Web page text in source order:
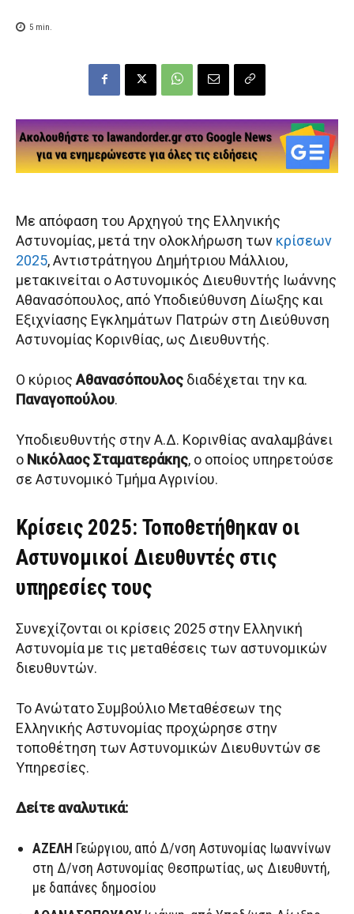
5 min.
Με απόφαση του Αρχηγού της Ελληνικής
Αστυνομίας, μετά την ολοκλήρωση των κρίσεων
2025, Αντιστράτηγου Δημήτριου Μάλλιου,
μετακινείται ο Αστυνομικός Διευθυντής Ιωάννης
Αθανασόπουλος, από Υποδιεύθυνση Δίωξης και
Εξιχνίασης Εγκλημάτων Πατρών στη Διεύθυνση
Αστυνομίας Κορινθίας, ως Διευθυντής.
Ο κύριοςΑθανασόπουλος διαδέχεται την κα.
Παναγοπούλου.
Υποδιευθυντής στην Α.Δ. Κορινθίας αναλαμβάνει
ο Νικόλαος Σταματεράκης, ο οποίος υπηρετούσε
σε Αστυνομικό Τμήμα Αγρινίου.
Κρίσεις 2025: Τοποθετήθηκαν οι
Αστυνομικοί Διευθυντές στις
υπηρεσίες τους
Συνεχίζονται οι κρίσεις 2025 στην Ελληνική
Αστυνομία με τις μεταθέσεις των αστυνομικών
διευθυντών.
Το Ανώτατο Συμβούλιο Μεταθέσεων της
Ελληνικής Αστυνομίας προχώρησε στην
τοποθέτηση των Αστυνομικών Διευθυντών σε
Υπηρεσίες.
Δείτε αναλυτικά:
ΑΖΕΛΗ Γεώργιου, από Δ/νση Αστυνομίας Ιωαννίνων
στη Δ/νση Αστυνομίας Θεσπρωτίας, ως Διευθυντή,
με δαπάνες δημοσίου